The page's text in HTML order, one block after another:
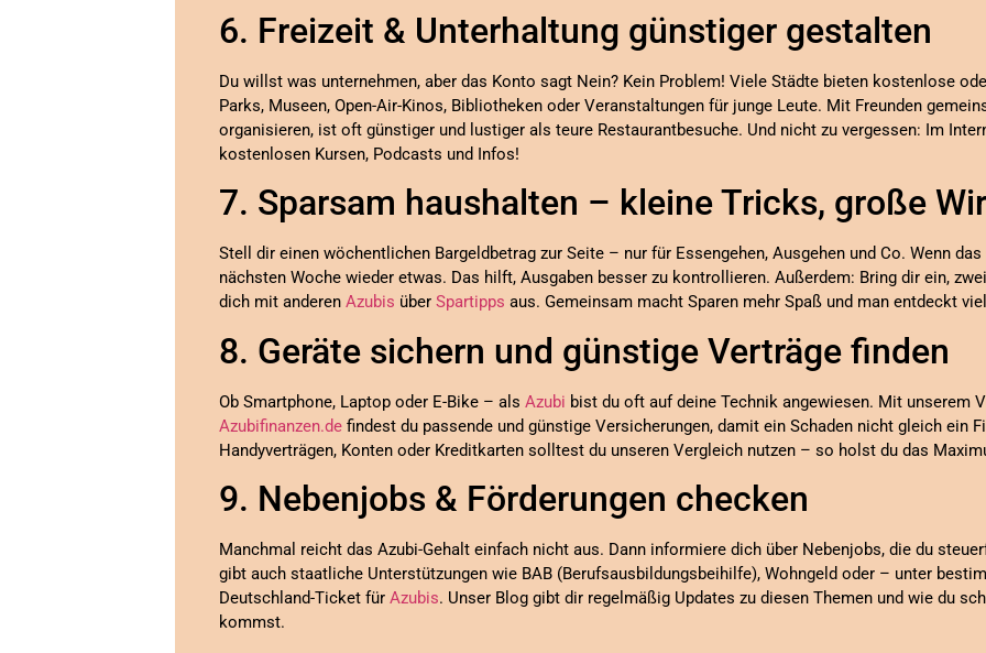
6. Freizeit & Unterhaltung günstiger gestalten
Du willst was unternehmen, aber das Konto sagt Nein? Kein Problem! Viele Städte bieten kostenlose
Parks, Museen, Open-Air-Kinos, Bibliotheken oder Veranstaltungen für junge Leute. Mit Freunden
organisieren, ist oft günstiger und lustiger als teure Restaurantbesuche. Und nicht zu vergessen: Im
kostenlosen Kursen, Podcasts und Infos!
7. Sparsam haushalten – kleine Tricks, große
Stell dir einen wöchentlichen Bargeldbetrag zur Seite – nur für Essengehen, Ausgehen und Co. Wenn
nächsten Woche wieder etwas. Das hilft, Ausgaben besser zu kontrollieren. Außerdem: Bring dir ein,
dich mit anderen Azubis über Spartipps aus. Gemeinsam macht Sparen mehr Spaß und man entdeckt
8. Geräte sichern und günstige Verträge finden
Ob Smartphone, Laptop oder E-Bike – als Azubi bist du oft auf deine Technik angewiesen. Mit unserem
Azubifinanzen.de findest du passende und günstige Versicherungen, damit ein Schaden nicht gleich ein
Handyverträgen, Konten oder Kreditkarten solltest du unseren Vergleich nutzen – so holst du das
9. Nebenjobs & Förderungen checken
Manchmal reicht das Azubi-Gehalt einfach nicht aus. Dann informiere dich über Nebenjobs, die du
gibt auch staatliche Unterstützungen wie BAB (Berufsausbildungsbeihilfe), Wohngeld oder – unter
Deutschland-Ticket für Azubis. Unser Blog gibt dir regelmäßig Updates zu diesen Themen und wie du
kommst.